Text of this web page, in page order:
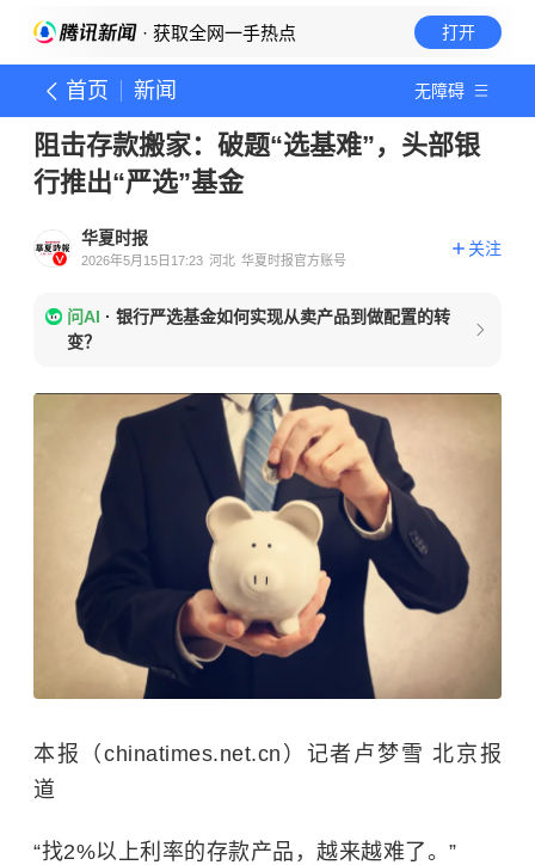
· 获取全网一手热点 打开
首页 新闻 无障碍
阻击存款搬家：破题“选基难”，头部银
行推出“严选”基金
华夏时报
2026年5月15日17:23 河北 华夏时报官方账号
关注
问AI · 银行严选基金如何实现从卖产品到做配置的转
变？
本报（chinatimes.net.cn）记者卢梦雪 北京报
道
“找2%以上利率的存款产品，越来越难了。”